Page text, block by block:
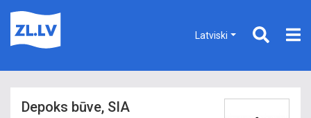
Latviski
Depoks būve, SIA